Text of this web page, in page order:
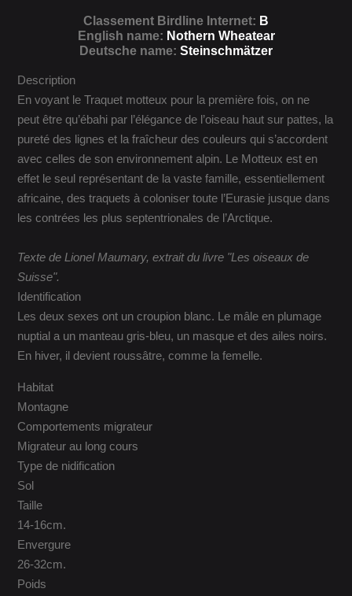
Classement Birdline Internet: B
English name: Nothern Wheatear
Deutsche name: Steinschmätzer
Description
En voyant le Traquet motteux pour la première fois, on ne
peut être qu’ébahi par l’élégance de l’oiseau haut sur pattes, la
pureté des lignes et la fraîcheur des couleurs qui s’accordent
avec celles de son environnement alpin. Le Motteux est en
effet le seul représentant de la vaste famille, essentiellement
africaine, des traquets à coloniser toute l’Eurasie jusque dans
les contrées les plus septentrionales de l’Arctique.
Texte de Lionel Maumary, extrait du livre "Les oiseaux de
Suisse".
Identification
Les deux sexes ont un croupion blanc. Le mâle en plumage
nuptial a un manteau gris-bleu, un masque et des ailes noirs.
En hiver, il devient roussâtre, comme la femelle.
Habitat
Montagne
Comportements migrateur
Migrateur au long cours
Type de nidification
Sol
Taille
14-16cm.
Envergure
26-32cm.
Poids